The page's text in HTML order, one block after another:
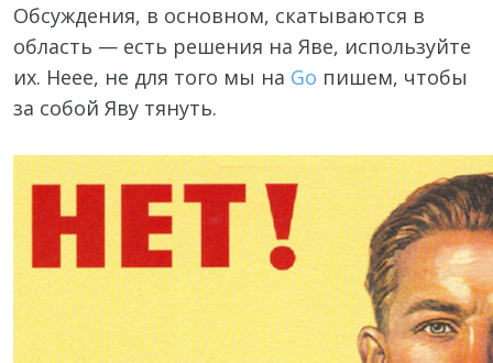
Обсуждения, в основном, скатываются в
область — есть решения на Яве, используйте
их. Неее, не для того мы на Go пишем, чтобы
за собой Яву тянуть.